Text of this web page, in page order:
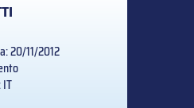
20/11/2012
IT